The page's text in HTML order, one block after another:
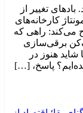
تغییر از
کارخانه‌های
می‌کند: راهی که
برقی‌سازی
هنوز در
پاسخ، […]